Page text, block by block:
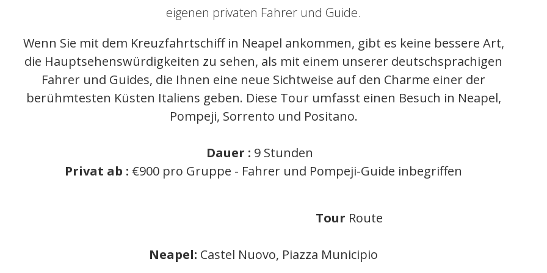
eigenen privaten Fahrer und Guide.
Wenn Sie mit dem Kreuzfahrtschiff in Neapel ankommen, gibt es keine bessere Art,
die Hauptsehenswürdigkeiten zu sehen, als mit einem unserer deutschsprachigen
Fahrer und Guides, die Ihnen eine neue Sichtweise auf den Charme einer der
berühmtesten Küsten Italiens geben. Diese Tour umfasst einen Besuch in Neapel,
Pompeji, Sorrento und Positano.
Dauer : 9 Stunden
Privat ab : €900 pro Gruppe - Fahrer und Pompeji-Guide inbegriffen
Tour Route
Neapel: Castel Nuovo, Piazza Municipio